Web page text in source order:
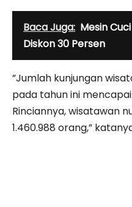
Baca Juga: Mesin
Diskon 30 Persen
”Jumlah kunjungan
pada tahun ini mencapai
Rinciannya, wisatawan
1.460.988 orang,”